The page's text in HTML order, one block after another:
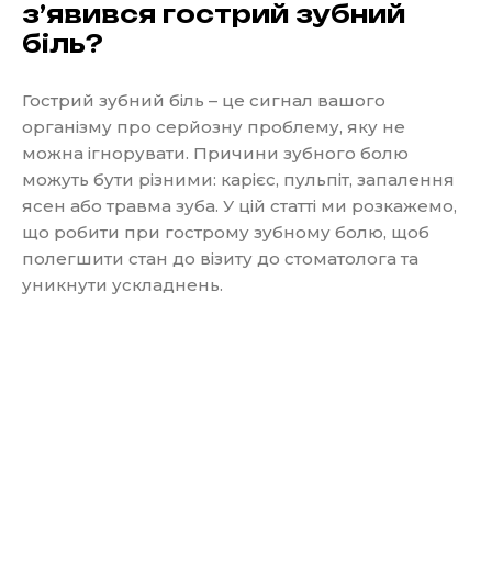
з’явився гострий зубний
біль?
Гострий зубний біль – це сигнал вашого
організму про серйозну проблему, яку не
можна ігнорувати. Причини зубного болю
можуть бути різними: карієс, пульпіт, запалення
ясен або травма зуба. У цій статті ми розкажемо,
що робити при гострому зубному болю, щоб
полегшити стан до візиту до стоматолога та
уникнути ускладнень.